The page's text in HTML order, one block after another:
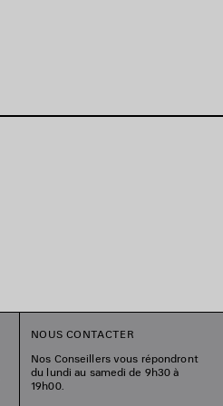
NOUS CONTACTER
Nos Conseillers vous répondront
du lundi au samedi de 9h30 à
19h00.